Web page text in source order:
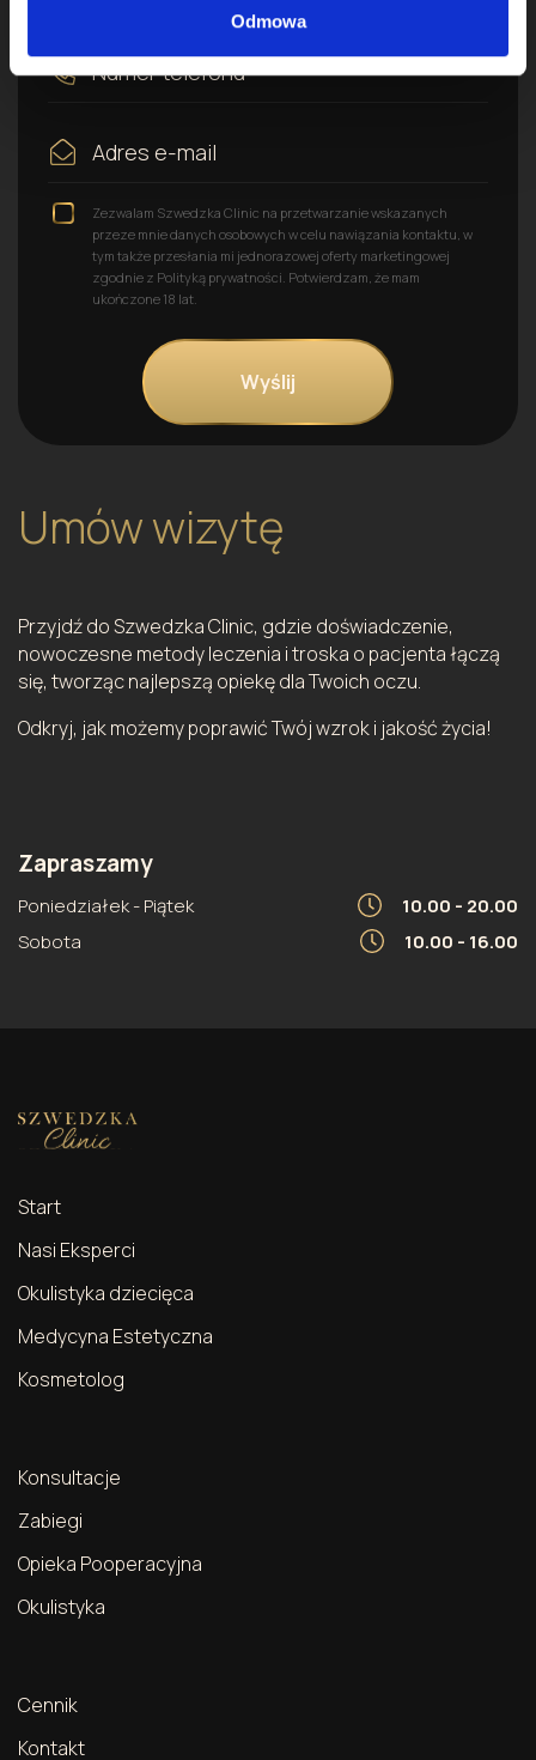
Odmowa
Zezwalam Szwedzka Clinic na przetwarzanie wskazanych
przeze mnie danych osobowych w celu nawiązania kontaktu, w
tym także przesłania mi jednorazowej oferty marketingowej
zgodnie z Polityką prywatności. Potwierdzam, że mam
ukończone 18 lat.
Umów wizytę
Przyjdź do Szwedzka Clinic, gdzie doświadczenie,
nowoczesne metody leczenia i troska o pacjenta łączą
się, tworząc najlepszą opiekę dla Twoich oczu.
Odkryj, jak możemy poprawić Twój wzrok i jakość życia!
Zapraszamy
Poniedziałek - Piątek
10.00 - 20.00
Sobota
10.00 - 16.00
Start
Nasi Eksperci
Okulistyka dziecięca
Medycyna Estetyczna
Kosmetolog
Konsultacje
Zabiegi
Opieka Pooperacyjna
Okulistyka
Cennik
Kontakt